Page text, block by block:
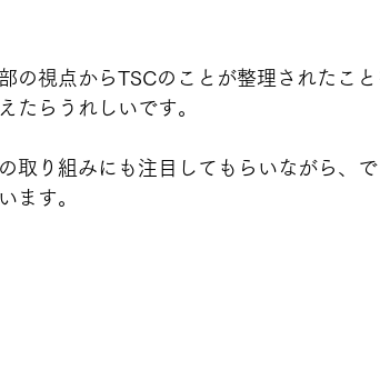
の視点からTSCのことが整理されたこ
たらうれしいです。
取り組みにも注目してもらいながら、
ます。